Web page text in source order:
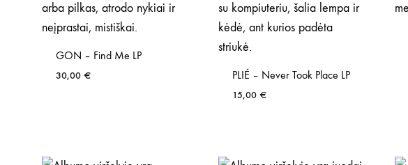
GON – Find Me LP
30,00 € PLIÉ – Never Took Place LP
15,00 €